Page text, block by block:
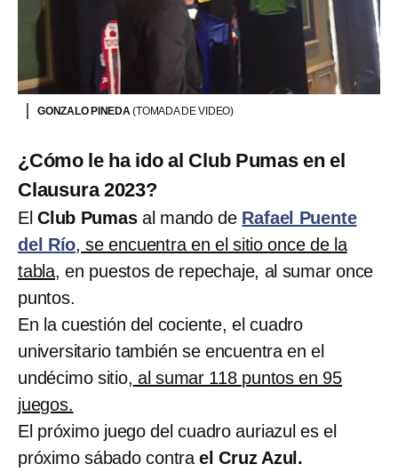
GONZALO PINEDA(TOMADA DE VIDEO)
¿Cómo le ha ido al Club Pumas en el
Clausura 2023?
El Club Pumasal mando de Rafael Puente
del Río, se encuentra en el sitio once de la
tabla, en puestos de repechaje, al sumar once
puntos.
En la cuestión del cociente, el cuadro
universitario también se encuentra en el
undécimo sitio, al sumar 118 puntos en 95
juegos.
El próximo juego del cuadro auriazul es el
próximo sábado contra el Cruz Azul.